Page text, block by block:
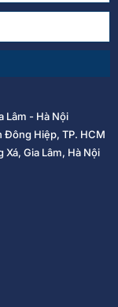
Lâm - Hà Nội
Đông Hiệp, TP. HCM
Gia Lâm, Hà Nội